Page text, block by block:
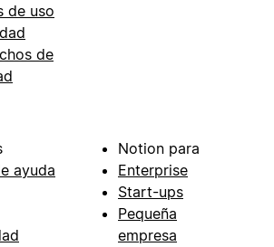
de uso
de
ayuda
Notion para
Enterprise
Start-ups
Pequeña
empresa